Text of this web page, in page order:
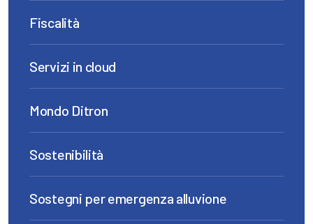
Fiscalità
Servizi in cloud
Mondo Ditron
Sostenibilità
Sostegni per emergenza alluvione